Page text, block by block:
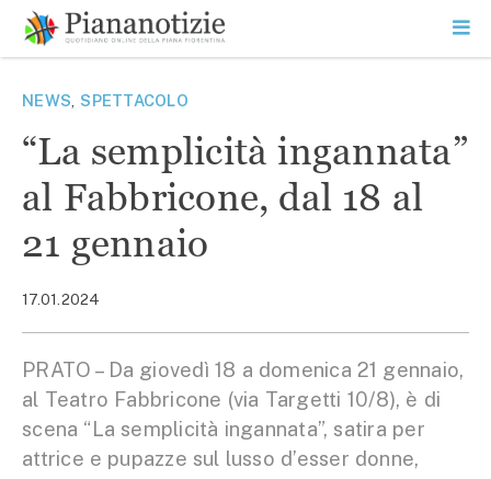
contenuto
SEARCH
NEWS ,SPETTACOLO
“La semplicità ingannata”
al Fabbricone, dal 18 al
21 gennaio
17.01.2024
PRATO – Da giovedì 18 a domenica 21 gennaio,
al Teatro Fabbricone (via Targetti 10/8), è di
scena “La semplicità ingannata”, satira per
attrice e pupazze sul lusso d’esser donne,